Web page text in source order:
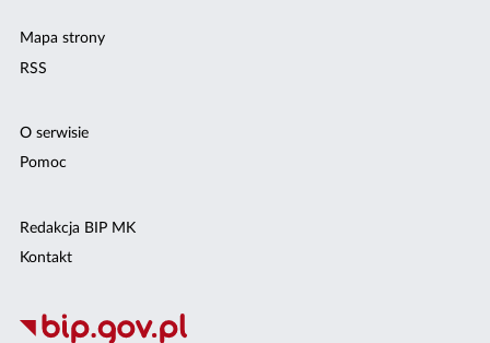
Mapa strony
RSS
O serwisie
Pomoc
Redakcja BIP MK
Kontakt